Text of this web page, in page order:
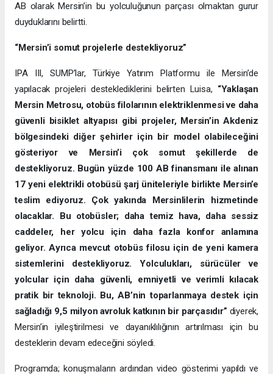
AB olarak Mersin’in bu yolculuğunun parçası olmaktan gurur
duyduklarını belirtti.
“Mersin’i somut projelerle destekliyoruz”
IPA III, SUMP’lar, Türkiye Yatırım Platformu ile Mersin’de
yapılacak projeleri desteklediklerini belirten Luisa, “Yaklaşan
Mersin Metrosu, otobüs filolarının elektriklenmesi ve daha
güvenli bisiklet altyapısı gibi projeler, Mersin’in Akdeniz
bölgesindeki diğer şehirler için bir model olabileceğini
gösteriyor ve Mersin’i çok somut şekillerde de
destekliyoruz. Bugün yüzde 100 AB finansmanı ile alınan
17 yeni elektrikli otobüsü şarj üniteleriyle birlikte Mersin’e
teslim ediyoruz. Çok yakında Mersinlilerin hizmetinde
olacaklar. Bu otobüsler; daha temiz hava, daha sessiz
caddeler, her yolcu için daha fazla konfor anlamına
geliyor. Ayrıca mevcut otobüs filosu için de yeni kamera
sistemlerini destekliyoruz. Yolculukları, sürücüler ve
yolcular için daha güvenli, emniyetli ve verimli kılacak
pratik bir teknoloji. Bu, AB’nin toparlanmaya destek için
sağladığı 9,5 milyon avroluk katkının bir parçasıdır” diyerek,
Mersin’in iyileştirilmesi ve dayanıklılığının artırılması için bu
desteklerin devam edeceğini söyledi.
Programda; konuşmaların ardından video gösterimi yapıldı ve